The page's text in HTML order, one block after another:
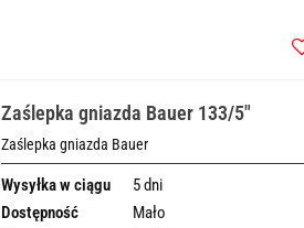
Zaślepka gniazda Bauer 133/5"
Zaślepka gniazda Bauer
Wysyłka w ciągu
5 dni
Dostępność
Mało